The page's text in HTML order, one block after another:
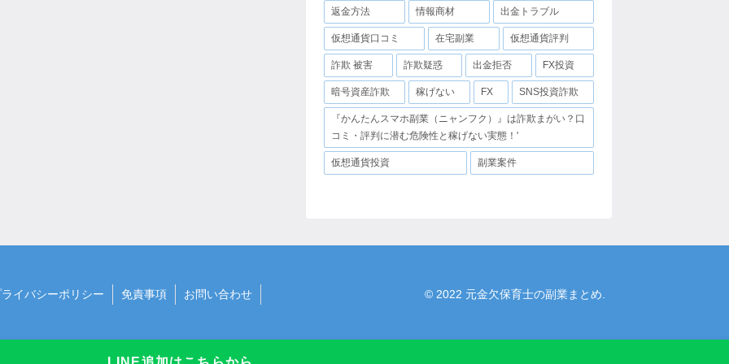
返金方法 情報商材 出金トラブル
仮想通貨口コミ 在宅副業 仮想通貨評判
詐欺 被害 詐欺疑惑 出金拒否 FX投資
暗号資産詐欺 稼げない FX SNS投資詐欺
『かんたんスマホ副業（ニャンフク）』は詐欺まがい？口
コミ・評判に潜む危険性と稼げない実態！'
仮想通貨投資 副業案件
ライバシーポリシー 免責事項 お問い合わせ © 2022 元金欠保育士の副業まとめ.